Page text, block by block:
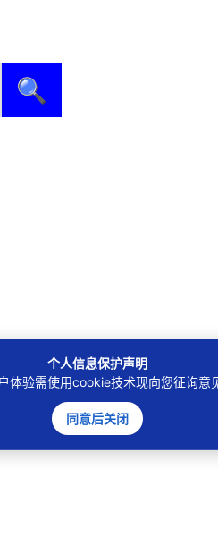
🔍
个人信息保护声明
体验需使用cookie技术现向您征询意
同意后关闭